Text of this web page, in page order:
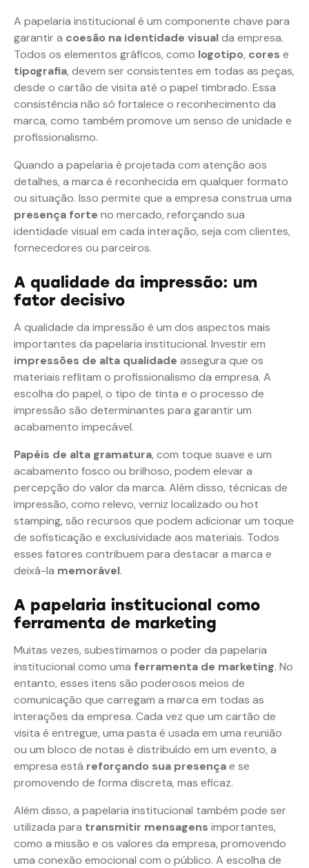
A papelaria institucional é um componente chave para
garantir a coesão na identidade visualda empresa.
Todos os elementos gráficos, como logotipo, cores e
tipografia, devem ser consistentes em todas as peças,
desde o cartão de visita até o papel timbrado. Essa
consistência não só fortalece o reconhecimento da
marca, como também promove um senso de unidade e
profissionalismo.
Quando a papelaria é projetada com atenção aos
detalhes, a marca é reconhecida em qualquer formato
ou situação. Isso permite que a empresa construa uma
presença forte no mercado, reforçando sua
identidade visual em cada interação, seja com clientes,
fornecedores ou parceiros.
A qualidade da impressão: um
fator decisivo
A qualidade da impressão é um dos aspectos mais
importantes da papelaria institucional. Investir em
impressões de alta qualidade assegura que os
materiais reflitam o profissionalismo da empresa. A
escolha do papel, o tipo de tinta e o processo de
impressão são determinantes para garantir um
acabamento impecável.
Papéis de alta gramatura, com toque suave e um
acabamento fosco ou brilhoso, podem elevar a
percepção do valor da marca. Além disso, técnicas de
impressão, como relevo, verniz localizado ou hot
stamping, são recursos que podem adicionar um toque
de sofisticação e exclusividade aos materiais. Todos
esses fatores contribuem para destacar a marca e
deixá-la memorável.
A papelaria institucional como
ferramenta de marketing
Muitas vezes, subestimamos o poder da papelaria
institucional como uma ferramenta de marketing. No
entanto, esses itens são poderosos meios de
comunicação que carregam a marca em todas as
interações da empresa. Cada vez que um cartão de
visita é entregue, uma pasta é usada em uma reunião
ou um bloco de notas é distribuído em um evento, a
empresa está reforçando sua presençae se
promovendo de forma discreta, mas eficaz.
Além disso, a papelaria institucional também pode ser
utilizada para transmitir mensagens importantes,
como a missão e os valores da empresa, promovendo
uma conexão emocional com o público. A escolha de